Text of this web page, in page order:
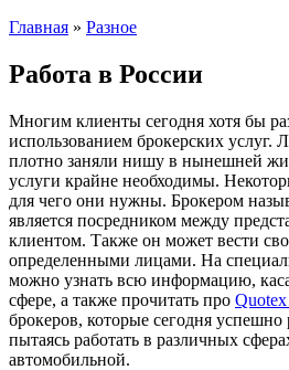
Главная » Разное
Работа в России
Многим клиенты сегодня хотя бы
использованием брокерских услуг.
плотно заняли нишу в нынешней
услуги крайне необходимы.
для чего они нужны. Брокером
является посредником между
клиентом. Также он может вести
определенными лицами. На
можно узнать всю информацию,
сфере, а также прочитать про
брокеров, которые сегодня успешно
пытаясь работать в различных
автомобильной.